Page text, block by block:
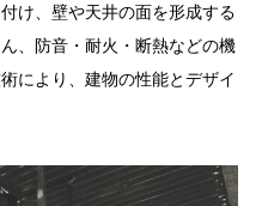
け、壁や天井の面を形成する
、防音・耐火・断熱などの機
により、建物の性能とデザイ